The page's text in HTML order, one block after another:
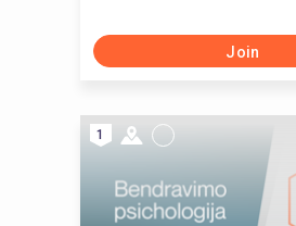
Join
1